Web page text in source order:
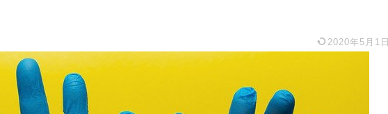
2020年5月1日